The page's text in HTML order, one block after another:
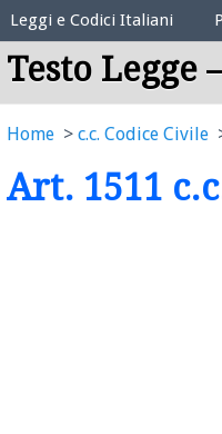
Elenco Codici Legali
Leggi e Codici Italiani
Testo Legge
Home c.c. Codice Civile
Art. 1511